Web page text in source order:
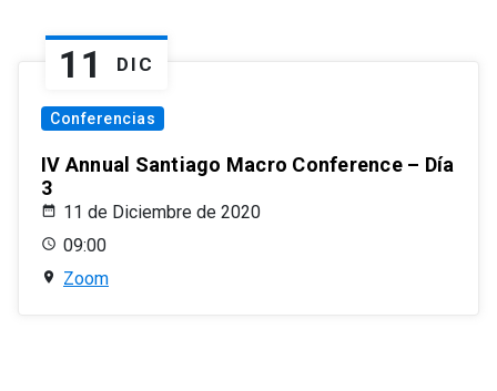
11 DIC
Conferencias
IV Annual Santiago Macro Conference – Día
3
11 de Diciembre de 2020
09:00
Zoom